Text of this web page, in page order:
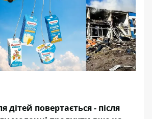
дітей повертається - після